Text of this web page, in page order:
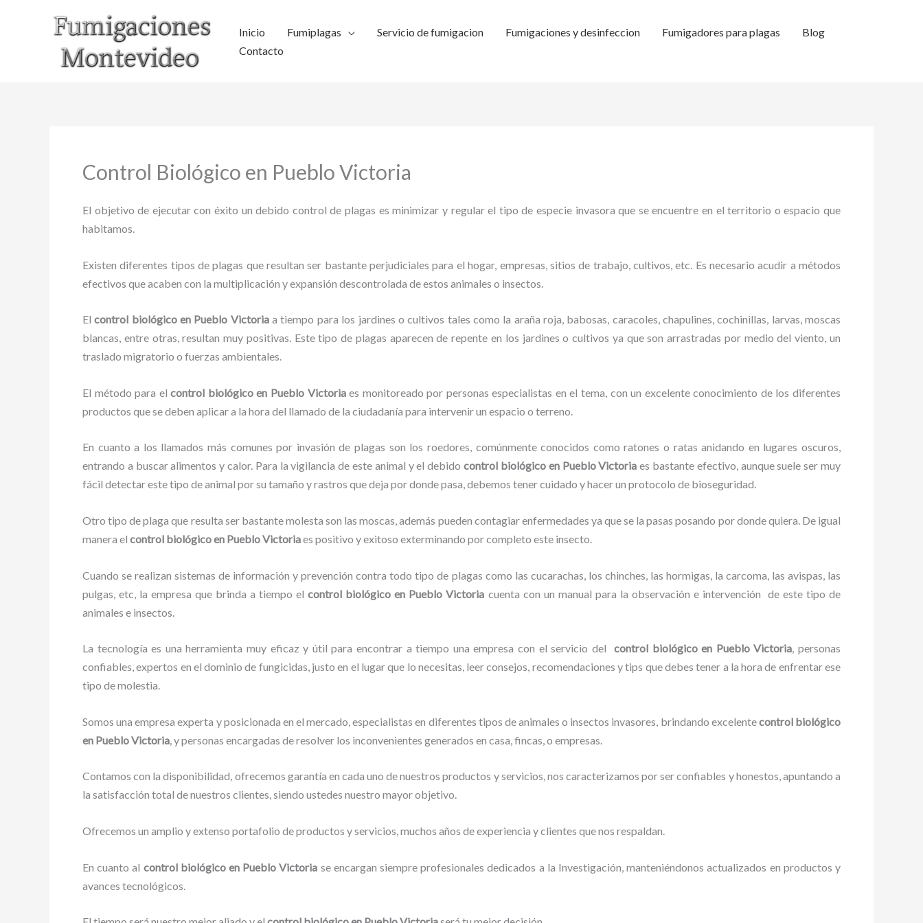
Inicio Fumiplagas Servicio de fumigacion Fumigaciones y desinfeccion Fumigadores para plagas
Blog
Contacto
Control Biológico en Pueblo Victoria
El objetivo de ejecutar con éxito un debido control de plagas es minimizar y regular el tipo de especie invasora que se encuentre en el territorio o espacio que
habitamos.
Existen diferentes tipos de plagas que resultan ser bastante perjudiciales para el hogar, empresas, sitios de trabajo, cultivos, etc. Es necesario acudir a métodos
efectivos que acaben con la multiplicación y expansión descontrolada de estos animales o insectos.
Elcontrol biológico en Pueblo Victoriaa tiempo para los jardines o cultivos tales como la araña roja, babosas, caracoles, chapulines, cochinillas, larvas, moscas
blancas, entre otras, resultan muy positivas. Este tipo de plagas aparecen de repente en los jardines o cultivos ya que son arrastradas por medio del viento, un
traslado migratorio o fuerzas ambientales.
El método para elcontrol biológico en Pueblo Victoriaes monitoreado por personas especialistas en el tema, con un excelente conocimiento de los diferentes
productos que se deben aplicar a la hora del llamado de la ciudadanía para intervenir un espacio o terreno.
En cuanto a los llamados más comunes por invasión de plagas son los roedores, comúnmente conocidos como ratones o ratas anidando en lugares oscuros,
entrando a buscar alimentos y calor. Para la vigilancia de este animal y el debidocontrol biológico en Pueblo Victoriaes bastante efectivo, aunque suele ser muy
fácil detectar este tipo de animal por su tamaño y rastros que deja por donde pasa, debemos tener cuidado y hacer un protocolo de bioseguridad.
Otro tipo de plaga que resulta ser bastante molesta son las moscas, además pueden contagiar enfermedades ya que se la pasas posando por donde quiera. De igual
manera el control biológico en Pueblo Victoriaes positivo y exitoso exterminando por completo este insecto.
Cuando se realizan sistemas de información y prevención contra todo tipo de plagas como las cucarachas, los chinches, las hormigas, la carcoma, las avispas, las
pulgas, etc, la empresa que brinda a tiempo elcontrol biológico en Pueblo Victoria cuenta con un manual para la observación e intervención de este tipo de
animales e insectos.
La tecnología es una herramienta muy eficaz y útil para encontrar a tiempo una empresa con el servicio del control biológico en Pueblo Victoria, personas
confiables, expertos en el dominio de fungicidas, justo en el lugar que lo necesitas, leer consejos, recomendaciones y tips que debes tener a la hora de enfrentar ese
tipo de molestia.
Somos una empresa experta y posicionada en el mercado, especialistas en diferentes tipos de animales o insectos invasores, brindando excelentecontrol biológico
en Pueblo Victoria , y personas encargadas de resolver los inconvenientes generados en casa, fincas, o empresas.
Contamos con la disponibilidad, ofrecemos garantía en cada uno de nuestros productos y servicios, nos caracterizamos por ser confiables y honestos, apuntando a
la satisfacción total de nuestros clientes, siendo ustedes nuestro mayor objetivo.
Ofrecemos un amplio y extenso portafolio de productos y servicios, muchos años de experiencia y clientes que nos respaldan.
En cuanto al control biológico en Pueblo Victoria se encargan siempre profesionales dedicados a la Investigación, manteniéndonos actualizados en productos y
avances tecnológicos.